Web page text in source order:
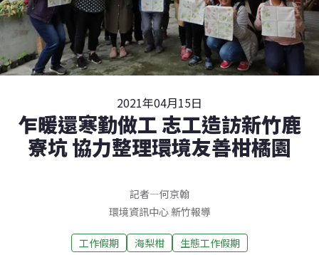
2021年04月15日
乍暖還寒勤做工 志工造訪新竹鹿
寮坑 協力整理環境友善柑橘園
記者—何京翰
環境資訊中心新竹報導
工作假期 海梨柑 生態工作假期